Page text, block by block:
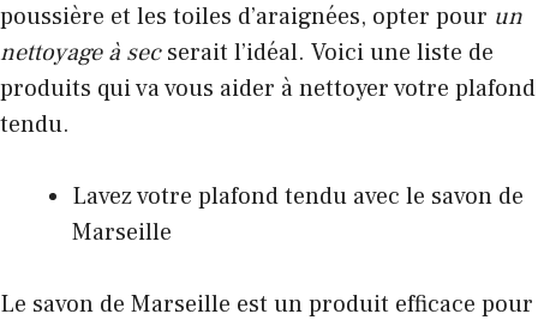
poussière et les toiles d’araignées, opter pour un
nettoyage à secserait l’idéal. Voici une liste de
produits qui va vous aider à nettoyer votre plafond
tendu.
Lavez votre plafond tendu avec le savon de
Marseille
Le savon de Marseille est un produit efficace pour